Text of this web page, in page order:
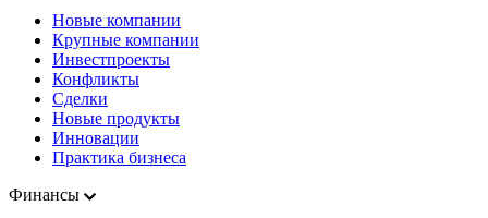
Новые компании
Крупные компании
Инвестпроекты
Конфликты
Сделки
Новые продукты
Инновации
Практика бизнеса
Финансы